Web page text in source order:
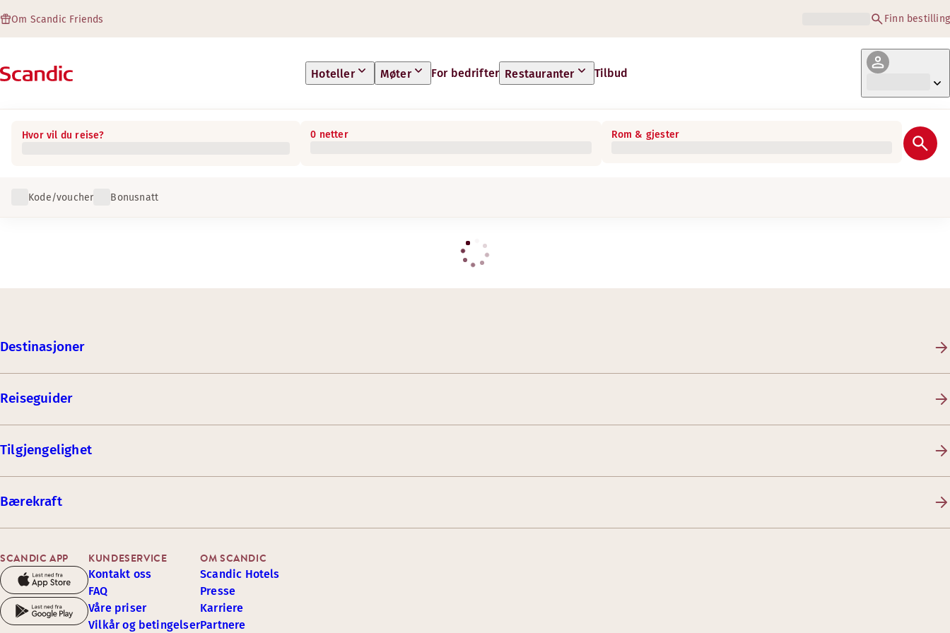
Om Scandic Friends Finn bestilling
Hoteller Møter For bedrifter Restauranter Tilbud
Hvor vil du reise? 0 netter Rom & gjester
Kode/voucher Bonusnatt
Destinasjoner
Reiseguider
Tilgjengelighet
Bærekraft
SCANDIC APP KUNDESERVICE
Kontakt oss
FAQ
Våre priser
Vilkår og betingelser
OM SCANDIC
Scandic Hotels
Presse
Karriere
Partnere